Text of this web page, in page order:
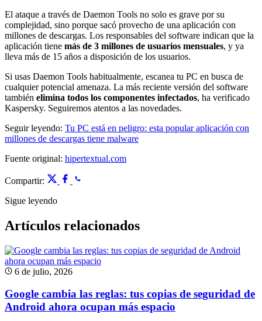
El ataque a través de Daemon Tools no solo es grave por su
complejidad, sino porque sacó provecho de una aplicación con
millones de descargas. Los responsables del software indican que la
aplicación tiene más de 3 millones de usuarios mensuales, y ya
lleva más de 15 años a disposición de los usuarios.
Si usas Daemon Tools habitualmente, escanea tu PC en busca de
cualquier potencial amenaza. La más reciente versión del software
también elimina todos los componentes infectados, ha verificado
Kaspersky. Seguiremos atentos a las novedades.
Seguir leyendo: Tu PC está en peligro: esta popular aplicación con
millones de descargas tiene malware
Fuente original: hipertextual.com
Compartir:
Sigue leyendo
Artículos relacionados
6 de julio, 2026
Google cambia las reglas: tus copias de seguridad de
Android ahora ocupan más espacio